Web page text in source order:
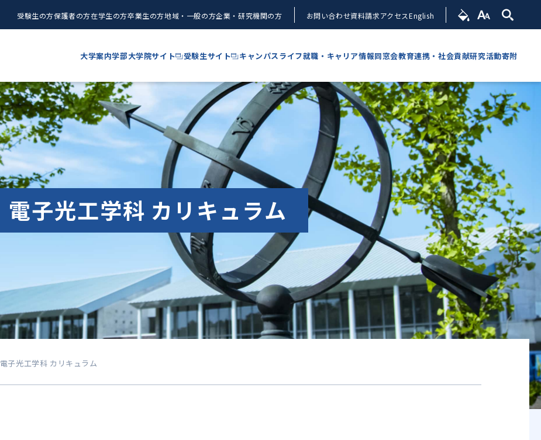
受験生の方保護者の方在学生の方卒業生の方地域・一般の方企業・研究機関の方 お問い合わせ資料請求アクセスEnglish
大学案内学部大学院サイト 受験生サイト キャンパスライフ就職・キャリア情報同窓会教育連携・社会貢献研究活動寄附
電子光工学科 カリキュラム
電子光工学科 カリキュラム